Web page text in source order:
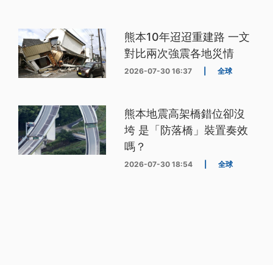
熊本10年迢迢重建路 一文
對比兩次強震各地災情
2026-07-30 16:37 全球
熊本地震高架橋錯位卻沒
垮 是「防落橋」裝置奏效
嗎？
2026-07-30 18:54 全球